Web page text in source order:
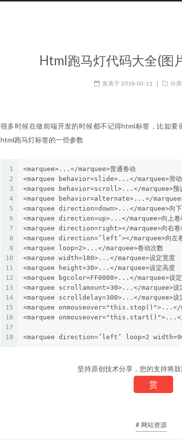
Html跑马灯代码大全(图
发表于2018-03-11 | 分
很多时候在做前端开发的时候都不记得html标签，比如
html跑马灯标签的一些参数
1
2
3
4
5
6
7
8
9
10
11
12
13
14
15
16
17
18
<marquee>...</marquee>普通卷动
<marquee behavior=slide>...</marquee>滑动
<marquee behavior=scroll>...</marquee>预
<marquee behavior=alternate>...</marquee>
<marquee direction=down>...</marquee>向下
<marquee direction=up>...</marquee>向上卷
<marquee direction=right></marquee>向右卷
<marquee direction=’left’></marquee>向左
<marquee loop=2>...</marquee>卷动次数
<marquee width=180>...</marquee>设定宽度
<marquee height=30>...</marquee>设定高度
<marquee bgcolor=FF0000>...</marquee>设定
<marquee scrollamount=30>...</marquee>设
<marquee scrolldelay=300>...</marquee>设
<marquee onmouseover="this.stop()">...</
<marquee onmouseover="this.start()">...</
坚持原创技术分享，您的支持将鼓
赏
# 网站资源